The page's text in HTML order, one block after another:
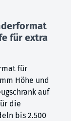
für extra
für
Höhe und
auf
die
bis 2.500